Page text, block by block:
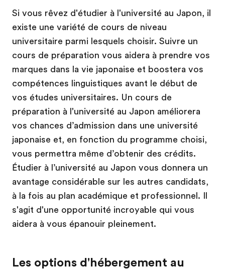
Si vous rêvez d'étudier à l'université au Japon, il
existe une variété de cours de niveau
universitaire parmi lesquels choisir. Suivre un
cours de préparation vous aidera à prendre vos
marques dans la vie japonaise et boostera vos
compétences linguistiques avant le début de
vos études universitaires. Un cours de
préparation à l'université au Japon améliorera
vos chances d’admission dans une université
japonaise et, en fonction du programme choisi,
vous permettra même d’obtenir des crédits.
Étudier à l’université au Japon vous donnera un
avantage considérable sur les autres candidats,
à la fois au plan académique et professionnel. Il
s'agit d'une opportunité incroyable qui vous
aidera à vous épanouir pleinement.
Les options d'hébergement au